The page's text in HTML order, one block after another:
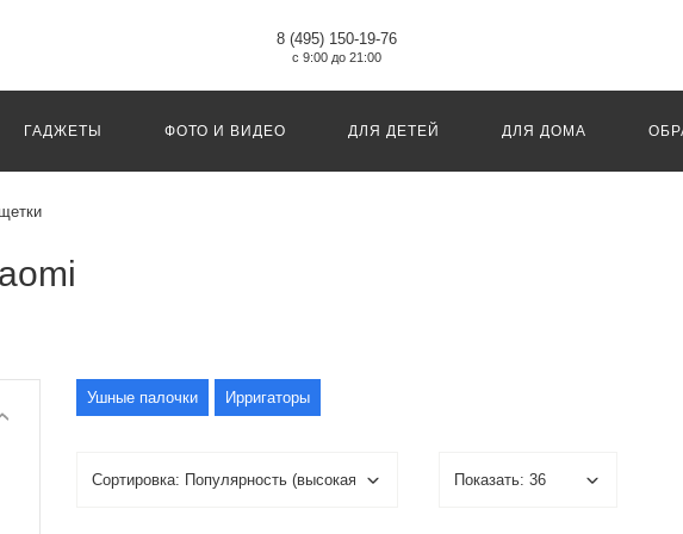
8 (495) 150-19-76
с 9:00 до 21:00
ГАДЖЕТЫ ФОТО И ВИДЕО ДЛЯ ДЕТЕЙ ДЛЯ ДОМА
Ушные палочки Ирригаторы